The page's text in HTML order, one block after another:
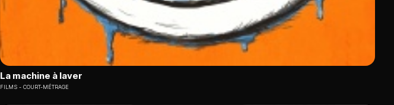
La machine à laver
FILMS COURT-MÉTRAGE